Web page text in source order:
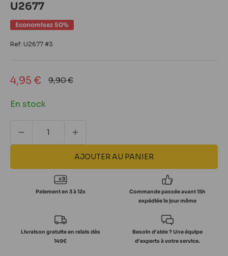
U2677
Economisez 50%
Ref: U2677 #3
Prix
4,95 € Prix
normal
9,90 €
En stock
AJOUTER AU PANIER
Paiement en 3 à 12x
Commande passée avant 15h
expédiée le jour même
Livraison gratuite en relais dès
149€
Besoin d'aide ? Une équipe
d'experts à votre service.